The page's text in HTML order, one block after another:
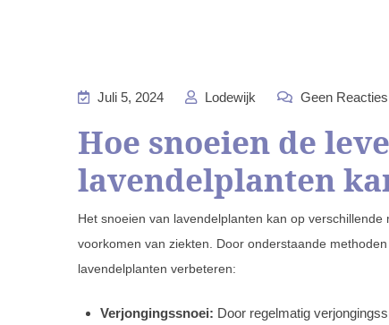
Juli 5, 2024 Lodewijk Geen Reacties
Hoe snoeien de
lavendelplanten
Het snoeien van lavendelplanten kan op
voorkomen van ziekten. Door onderstaande
lavendelplanten verbeteren:
Verjongingssnoei: Door regelmatig